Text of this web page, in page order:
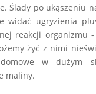
Ślady po ukąszeniu
ugryzienia
reakcji organizmu
żyć z nimi
w dużym
maliny.